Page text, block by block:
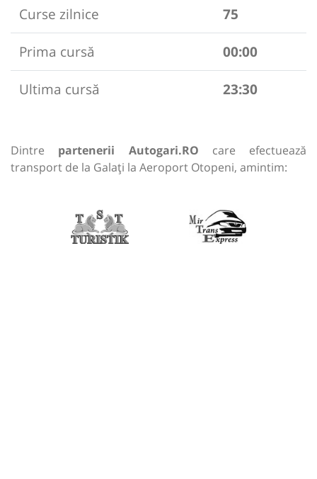
Curse zilnice
75
Prima cursă
00:00
Ultima cursă
23:30
Dintre partenerii Autogari.RO care efectuează
transport de la Galați la Aeroport Otopeni, amintim: